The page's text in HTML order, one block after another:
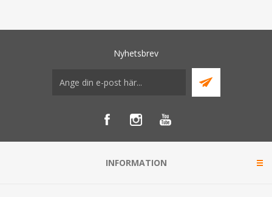
Nyhetsbrev
INFORMATION